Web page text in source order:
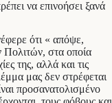
να επινοήσει ξανά
ότι « απόψε,
Πολιτών, στα οποία
της, αλλά και τις
μας δεν στρέφεται
προσανατολισμένο